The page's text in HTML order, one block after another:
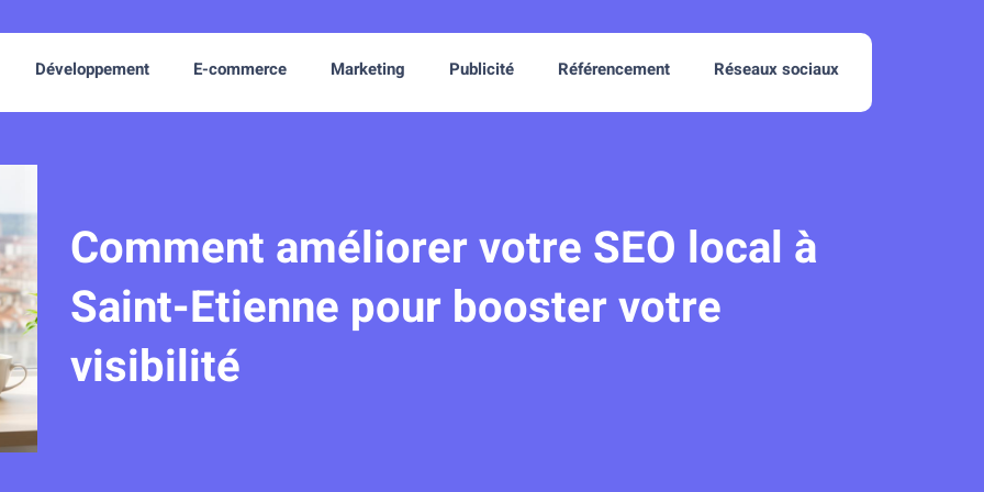
Développement E-commerce Marketing Publicité Référencement Réseaux sociaux
Comment améliorer votre SEO local à
Saint-Etienne pour booster votre
visibilité